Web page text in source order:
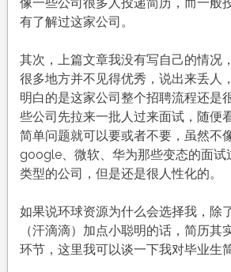
有了解过这家公司。
其次，上篇文章我没有写自己的情况
很多地方并不见得优秀，说出来丢人
明白的是这家公司整个招聘流程还是
些公司先拉来一批人过来面试，随便
简单问题就可以要或者不要，虽然不
google、微软、华为那些变态的面试
类型的公司，但是还是很人性化的。
如果说环球资源为什么会选择我，除
（汗滴滴）加点小聪明的话，简历其
环节，这里我可以谈一下我对毕业生